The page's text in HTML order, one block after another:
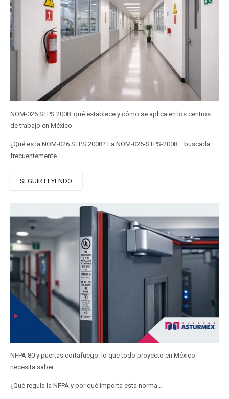
NOM-026 STPS 2008: qué establece y cómo se aplica en los centros
de trabajo en México
¿Qué es la NOM-026 STPS 2008? La NOM-026-STPS-2008 —buscada
frecuentemente…
SEGUIR LEYENDO
NFPA 80 y puertas cortafuego: lo que todo proyecto en México
necesita saber
¿Qué regula la NFPA y por qué importa esta norma…